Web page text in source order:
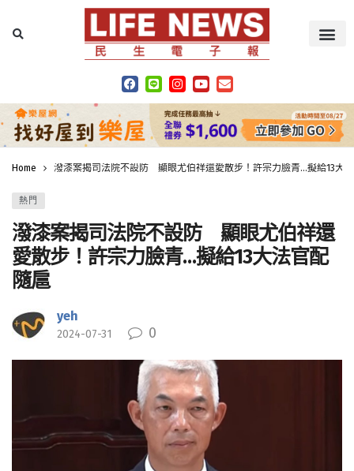
Home 潑漆案揭司法院不設防 顯眼尤伯祥還愛散步！許宗力臉青…擬給13大
熱門
潑漆案揭司法院不設防 顯眼尤伯祥還
愛散步！許宗力臉青…擬給13大法官配
隨扈
yeh
2024-07-31 0